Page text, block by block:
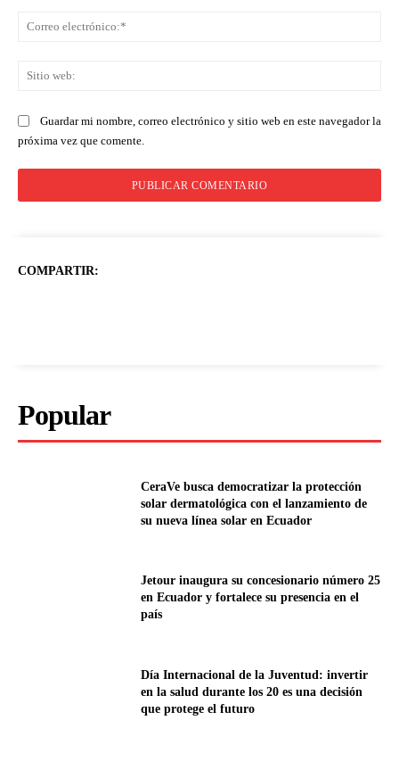
Guardar mi nombre, correo electrónico y sitio web en este navegador la
próxima vez que comente.
COMPARTIR:
Popular
CeraVe busca democratizar la protección
solar dermatológica con el lanzamiento de
su nueva línea solar en Ecuador
Jetour inaugura su concesionario número 25
en Ecuador y fortalece su presencia en el
país
Día Internacional de la Juventud: invertir
en la salud durante los 20 es una decisión
que protege el futuro